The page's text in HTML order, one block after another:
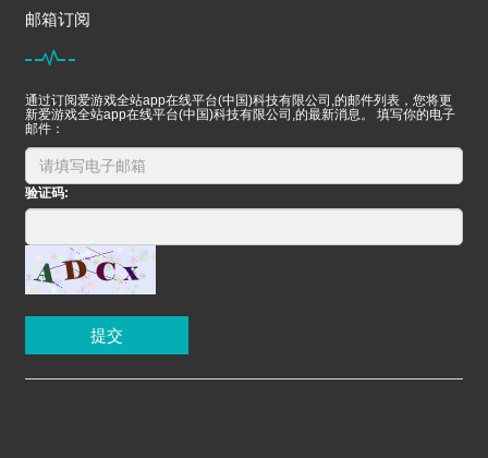
邮箱订阅
通过订阅爱游戏全站app在线平台(中国)科技有限公司,的邮件列表，您将更
新爱游戏全站app在线平台(中国)科技有限公司,的最新消息。 填写你的电子
邮件：
验证码:
提交